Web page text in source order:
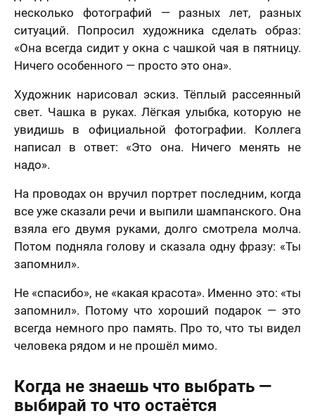
несколько фотографий — разных лет, разных
ситуаций. Попросил художника сделать образ:
«Она всегда сидит у окна с чашкой чая в пятницу.
Ничего особенного — просто это она».
Художник нарисовал эскиз. Тёплый рассеянный
свет. Чашка в руках. Лёгкая улыбка, которую не
увидишь в официальной фотографии. Коллега
написал в ответ: «Это она. Ничего менять не
надо».
На проводах он вручил портрет последним, когда
все уже сказали речи и выпили шампанского. Она
взяла его двумя руками, долго смотрела молча.
Потом подняла голову и сказала одну фразу: «Ты
запомнил».
Не «спасибо», не «какая красота». Именно это: «ты
запомнил». Потому что хороший подарок — это
всегда немного про память. Про то, что ты видел
человека рядом и не прошёл мимо.
Когда не знаешь что выбрать —
выбирай то что остаётся